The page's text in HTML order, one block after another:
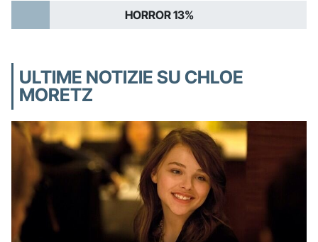
HORROR 13%
ULTIME NOTIZIE SU CHLOE
MORETZ